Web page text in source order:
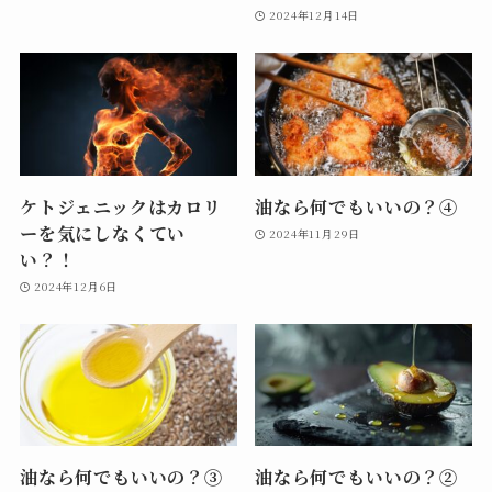
2024年12月14日
ケトジェニックはカロリ
ーを気にしなくてい
い？！
2024年12月6日
油なら何でもいいの？④
2024年11月29日
油なら何でもいいの？③ 油なら何でもいいの？②